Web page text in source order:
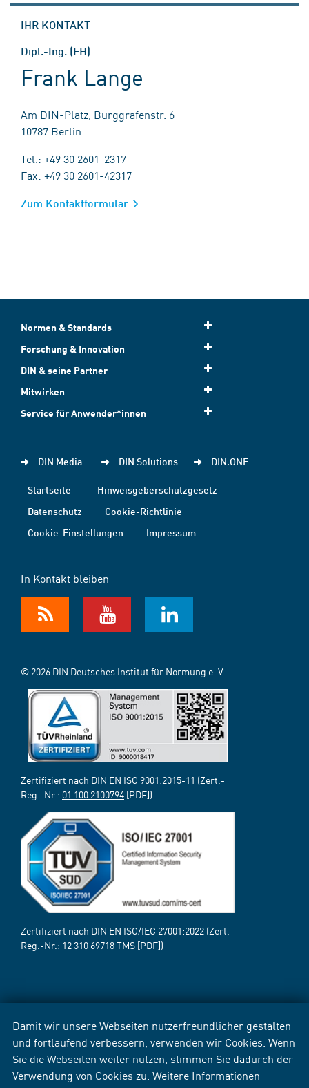
Damit wir unsere Webseiten nutzerfreundlicher gestalten
und fortlaufend verbessern, verwenden wir Cookies. Wenn
Sie die Webseiten weiter nutzen, stimmen Sie dadurch der
Verwendung von Cookies zu. Weitere Informationen
IHR KONTAKT
Dipl.-Ing. (FH)
Frank Lange
Am DIN-Platz, Burggrafenstr. 6
10787 Berlin
Tel.: +49 30 2601-2317
Fax: +49 30 2601-42317
Zum Kontaktformular
Normen & Standards
Forschung & Innovation
DIN & seine Partner
Mitwirken
Service für Anwender*innen
DIN Media DIN Solutions DIN.ONE
Startseite
Hinweisgeberschutzgesetz
Datenschutz
Cookie-Richtlinie
Cookie-Einstellungen
Impressum
In Kontakt bleiben
© 2026 DIN Deutsches Institut für Normung e. V.
Zertifiziert nach DIN EN ISO 9001:2015-11 (Zert.-
Reg.-Nr.: 01 100 2100794 [PDF])
Zertifiziert nach DIN EN ISO/IEC 27001:2022 (Zert.-
Reg.-Nr.: 12 310 69718 TMS [PDF])